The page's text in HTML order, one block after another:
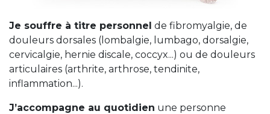
Je souffre à titre personnel de fibromyalgie, de
douleurs dorsales (lombalgie, lumbago, dorsalgie,
cervicalgie, hernie discale, coccyx...) ou de douleurs
articulaires (arthrite, arthrose, tendinite,
inflammation...).
J’accompagne au quotidien une personne